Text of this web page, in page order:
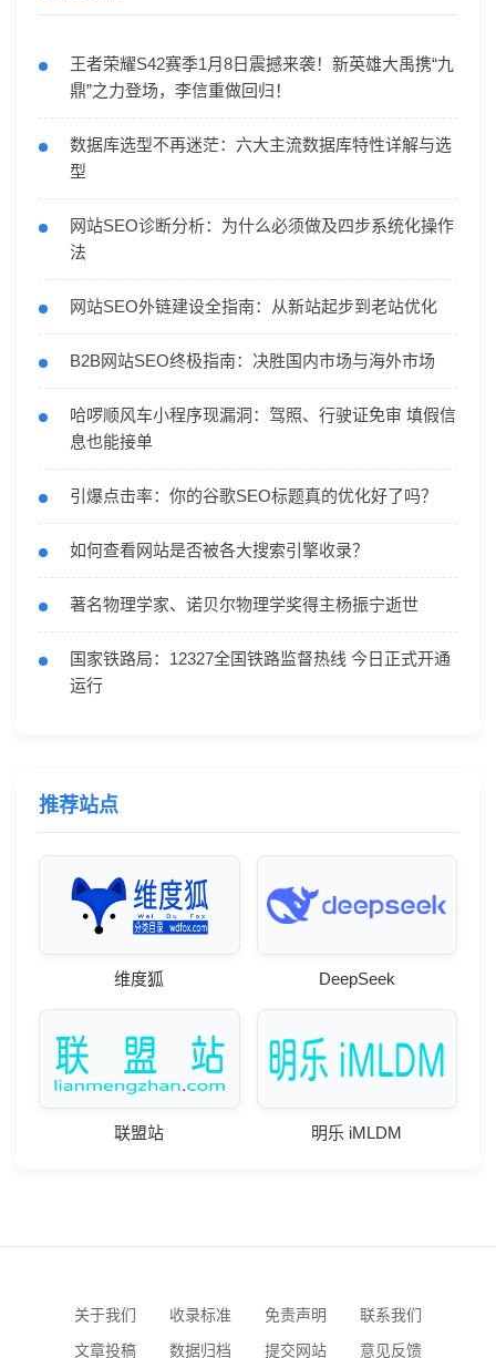
王者荣耀S42赛季1月8日震撼来袭！新英雄大禹携“九
鼎”之力登场，李信重做回归！
数据库选型不再迷茫：六大主流数据库特性详解与选
型
网站SEO诊断分析：为什么必须做及四步系统化操作
法
网站SEO外链建设全指南：从新站起步到老站优化
B2B网站SEO终极指南：决胜国内市场与海外市场
哈啰顺风车小程序现漏洞：驾照、行驶证免审 填假信
息也能接单
引爆点击率：你的谷歌SEO标题真的优化好了吗？
如何查看网站是否被各大搜索引擎收录？
著名物理学家、诺贝尔物理学奖得主杨振宁逝世
国家铁路局：12327全国铁路监督热线 今日正式开通
运行
推荐站点
维度狐 DeepSeek
联盟站 明乐 iMLDM
关于我们 收录标准 免责声明
联系我们
文章投稿
数据归档 提交网站 意见反馈